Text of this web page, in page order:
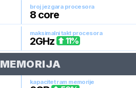
broj jezgara procesora
8 core
maksimalni takt procesora
2GHz 11%
MEMORIJA
kapacitet ram memorije